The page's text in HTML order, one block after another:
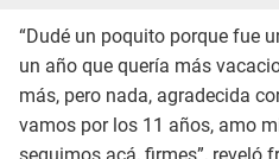
“Dudé un poquito porque fue
un año que quería más
más, pero nada, agradecida
vamos por los 11 años, amo